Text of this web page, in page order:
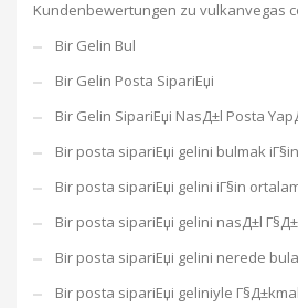
Kundenbewertungen zu vulkanvegas
Bir Gelin Bul
Bir Gelin Posta SipariЕџi
Bir Gelin SipariЕџi NasД±l Posta
Bir posta sipariЕџi gelini bulmak
Bir posta sipariЕџi gelini iГ§in
Bir posta sipariЕџi gelini nasД±l
Bir posta sipariЕџi gelini nerede
Bir posta sipariЕџi geliniyle